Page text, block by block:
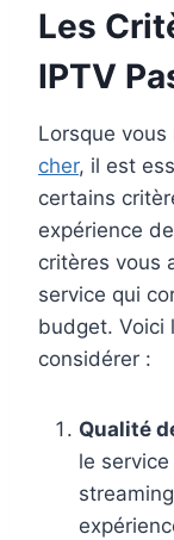
Les
IPTV
Lorsque vous
cher, il est
certains
expérience
critères vous
service qui
budget. Voici
considérer :
Qualité
le